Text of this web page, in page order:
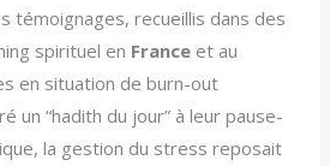
témoignages, recueillis dans des
spirituel en France et au
en situation de burn-out
un “hadith du jour” à leur pause-
la gestion du stress reposait